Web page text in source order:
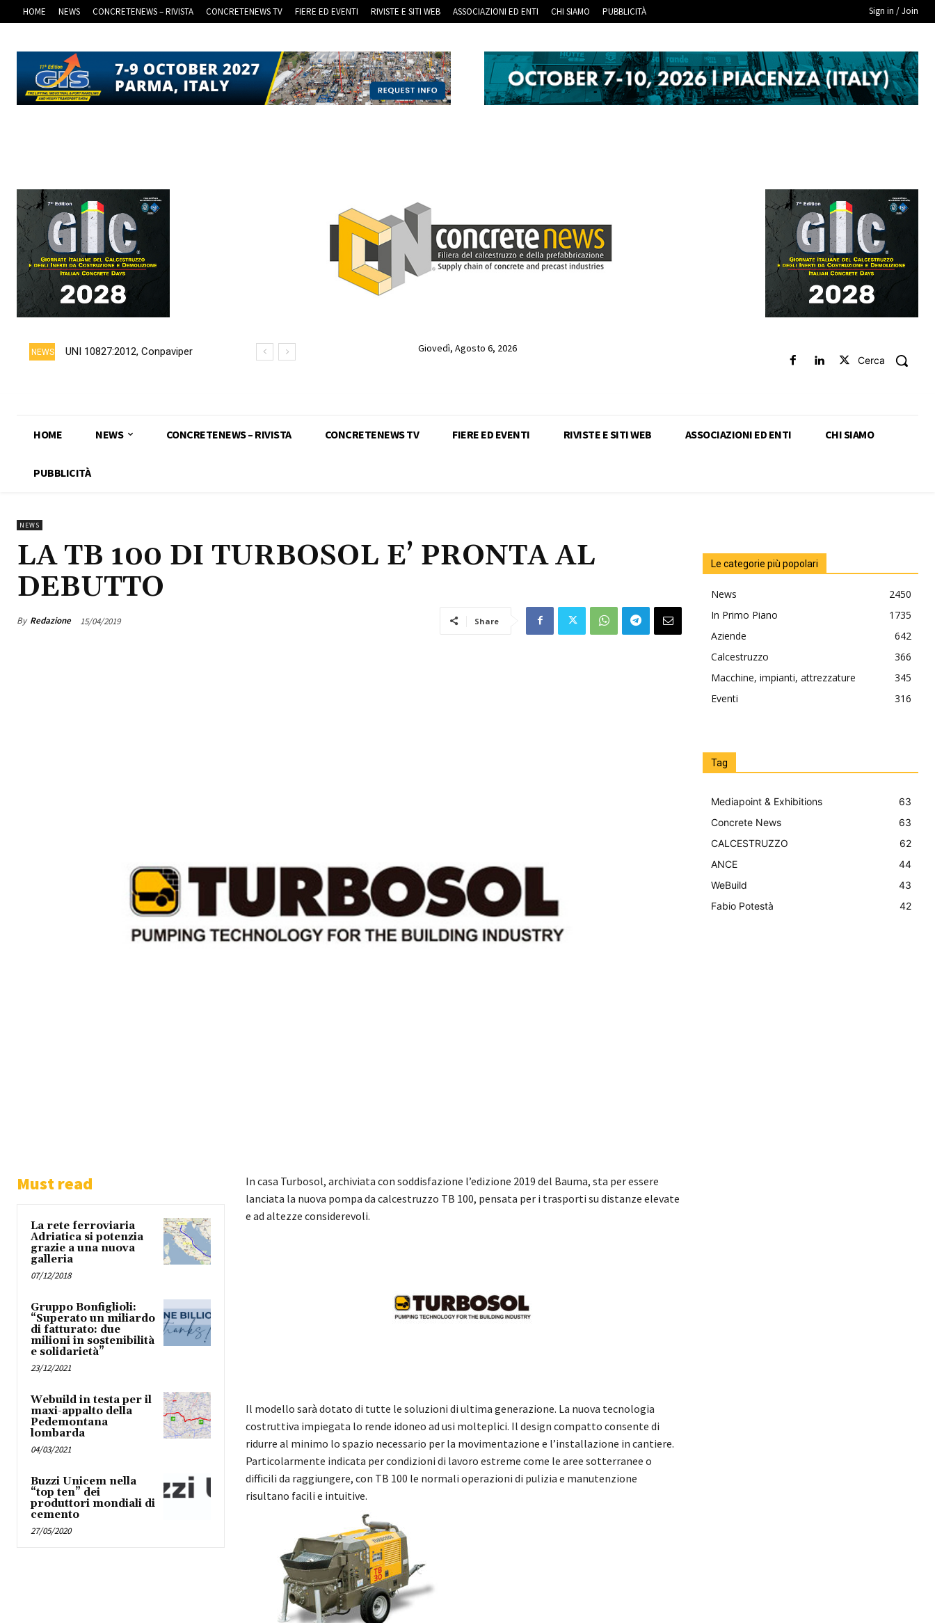
HOME NEWS CONCRETENEWS – RIVISTA CONCRETENEWS TV FIERE ED EVENTI RIVISTE E SITI WEB ASSOCIAZIONI ED ENTI CHI SIAMO PUBBLICITÀ Sign in / Join
NEWS
UNI 10827:2012, Conpaviper
Giovedì, Agosto 6, 2026
Cerca
HOME NEWS CONCRETENEWS – RIVISTA CONCRETENEWS TV FIERE ED EVENTI RIVISTE E SITI WEB ASSOCIAZIONI ED ENTI CHI SIAMO
PUBBLICITÀ
NEWS
LA TB 100 DI TURBOSOL E’ PRONTA AL
DEBUTTO
By Redazione 15/04/2019 Share
Must read
La rete ferroviaria
Adriatica si potenzia
grazie a una nuova
galleria
07/12/2018
Gruppo Bonfiglioli:
“Superato un miliardo
di fatturato: due
milioni in sostenibilità
e solidarietà”
23/12/2021
Webuild in testa per il
maxi-appalto della
Pedemontana
lombarda
04/03/2021
Buzzi Unicem nella
“top ten” dei
produttori mondiali di
cemento
27/05/2020
In casa Turbosol, archiviata con soddisfazione l’edizione 2019 del Bauma, sta per essere
lanciata la nuova pompa da calcestruzzo TB 100, pensata per i trasporti su distanze elevate
e ad altezze considerevoli.
Il modello sarà dotato di tutte le soluzioni di ultima generazione. La nuova tecnologia
costruttiva impiegata lo rende idoneo ad usi molteplici. Il design compatto consente di
ridurre al minimo lo spazio necessario per la movimentazione e l’installazione in cantiere.
Particolarmente indicata per condizioni di lavoro estreme come le aree sotterranee o
difficili da raggiungere, con TB 100 le normali operazioni di pulizia e manutenzione
risultano facili e intuitive.
Le categorie più popolari
News
2450
In Primo Piano
1735
Aziende
642
Calcestruzzo
366
Macchine, impianti, attrezzature
345
Eventi
316
Tag
Mediapoint & Exhibitions
63
Concrete News
63
CALCESTRUZZO
62
ANCE
44
WeBuild
43
Fabio Potestà
42